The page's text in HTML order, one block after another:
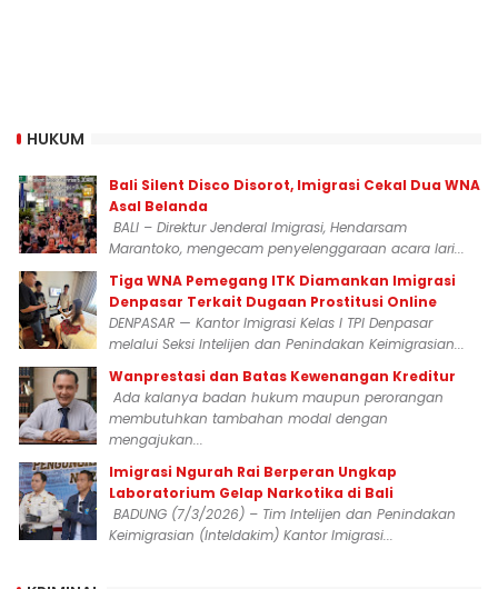
HUKUM
Bali Silent Disco Disorot, Imigrasi Cekal Dua WNA
Asal Belanda
BALI – Direktur Jenderal Imigrasi, Hendarsam
Marantoko, mengecam penyelenggaraan acara lari...
Tiga WNA Pemegang ITK Diamankan Imigrasi
Denpasar Terkait Dugaan Prostitusi Online
DENPASAR — Kantor Imigrasi Kelas I TPI Denpasar
melalui Seksi Intelijen dan Penindakan Keimigrasian...
Wanprestasi dan Batas Kewenangan Kreditur
Ada kalanya badan hukum maupun perorangan
membutuhkan tambahan modal dengan
mengajukan...
Imigrasi Ngurah Rai Berperan Ungkap
Laboratorium Gelap Narkotika di Bali
BADUNG (7/3/2026) – Tim Intelijen dan Penindakan
Keimigrasian (Inteldakim) Kantor Imigrasi...